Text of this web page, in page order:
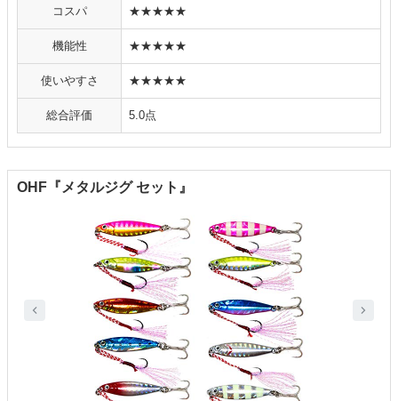
コスパ ★★★★★
機能性 ★★★★★
使いやすさ ★★★★★
総合評価 5.0点
OHF『メタルジグ セット』